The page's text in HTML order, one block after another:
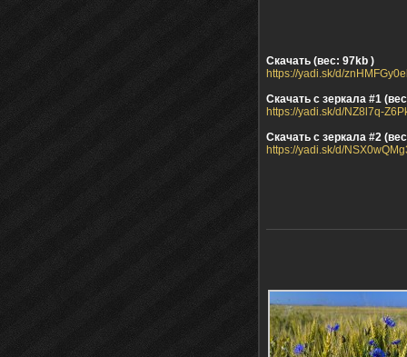
Скачать (вес: 97kb )
https://yadi.sk/d/
Скачать с зеркала #1
https://yadi.sk/d/NZ8l7q-
Скачать с зеркала #2
https://yadi.sk/d/